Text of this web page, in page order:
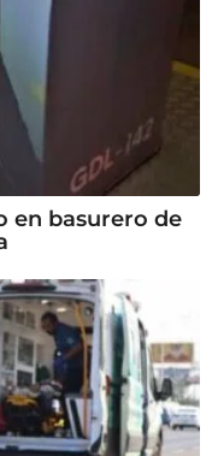
en basurero de